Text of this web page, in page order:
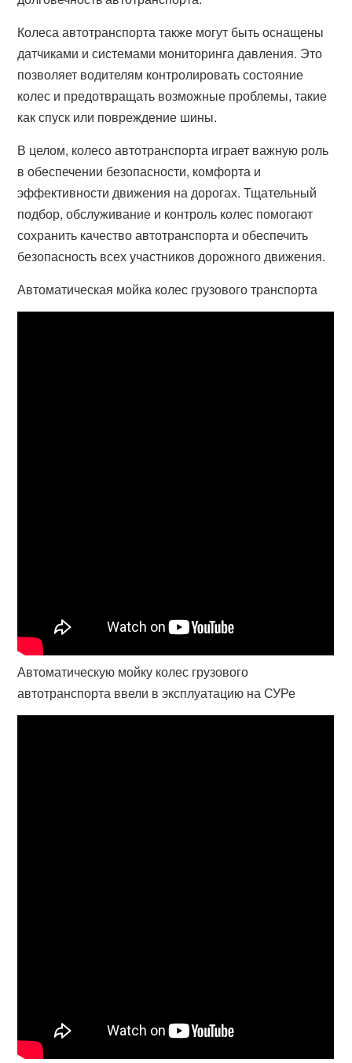
Колеса автотранспорта также могут быть оснащены
датчиками и системами мониторинга давления. Это
позволяет водителям контролировать состояние
колес и предотвращать возможные проблемы, такие
как спуск или повреждение шины.
В целом, колесо автотранспорта играет важную роль
в обеспечении безопасности, комфорта и
эффективности движения на дорогах. Тщательный
подбор, обслуживание и контроль колес помогают
сохранить качество автотранспорта и обеспечить
безопасность всех участников дорожного движения.
Автоматическая мойка колес грузового транспорта
Автоматическую мойку колес грузового
автотранспорта ввели в эксплуатацию на СУРе